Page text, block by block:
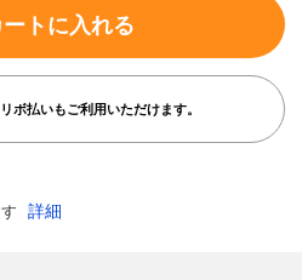
トに入れる
ボ払いもご利用いただけます。
詳細